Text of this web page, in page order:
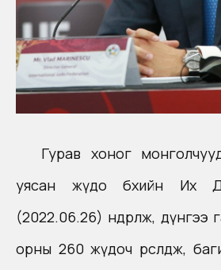
Гурав хоног
уясан жүдо бөхийн Их
(2022.06.26) өндөрлөж,
орны 260 жүдоч өрсөлдөж,